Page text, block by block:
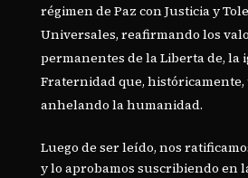
régimen de Paz con Justicia y
Universales, reafirmando los
permanentes de la Liberta de, la
Fraternidad que,
anhelando la humanidad.
Luego de ser leído, nos
y lo aprobamos suscribiendo en